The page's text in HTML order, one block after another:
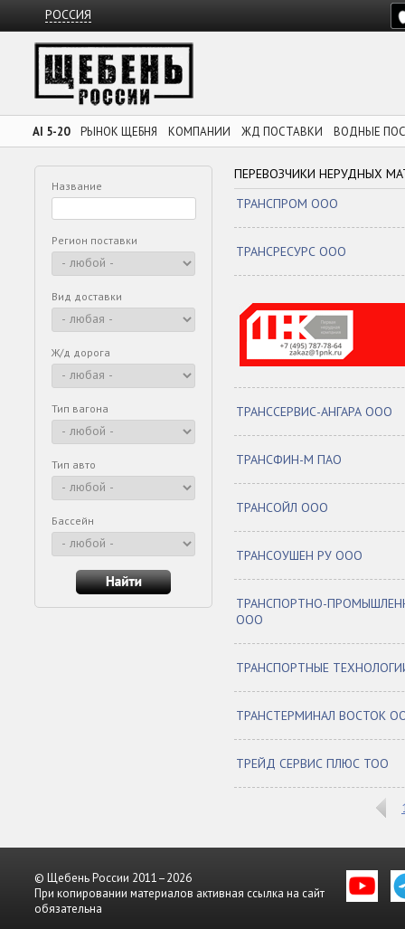
РОССИЯ
AI 5-20 РЫНОК ЩЕБНЯ КОМПАНИИ ЖД ПОСТАВКИ ВОДНЫЕ
Название
Регион поставки
Вид доставки
Ж/д дорога
Тип вагона
Тип авто
Бассейн
ПЕРЕВОЗЧИКИ НЕРУДНЫХ
ТРАНСПРОМ ООО
ТРАНСРЕСУРС ООО
ТРАНССЕРВИС-АНГАРА ООО
ТРАНСФИН-М ПАО
ТРАНСОЙЛ ООО
ТРАНСОУШЕН РУ ООО
ТРАНСПОРТНО-
ООО
ТРАНСПОРТНЫЕ
ТРАНСТЕРМИНАЛ ВОСТОК
ТРЕЙД СЕРВИС ПЛЮС ТОО
© Щебень России 2011–2026
При копировании материалов активная ссылка на сайт
обязательна